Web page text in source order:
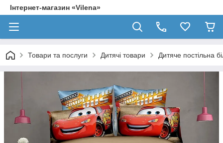
Інтернет-магазин «Vilena»
Товари та послуги Дитячі товари Дитяче постільна